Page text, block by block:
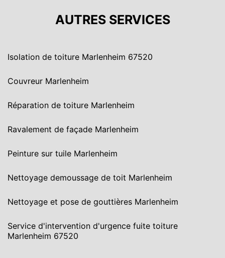
AUTRES SERVICES
Isolation de toiture Marlenheim 67520
Couvreur Marlenheim
Réparation de toiture Marlenheim
Ravalement de façade Marlenheim
Peinture sur tuile Marlenheim
Nettoyage demoussage de toit Marlenheim
Nettoyage et pose de gouttières Marlenheim
Service d'intervention d'urgence fuite toiture
Marlenheim 67520